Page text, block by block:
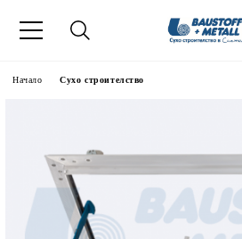
Начало Сухо строителство